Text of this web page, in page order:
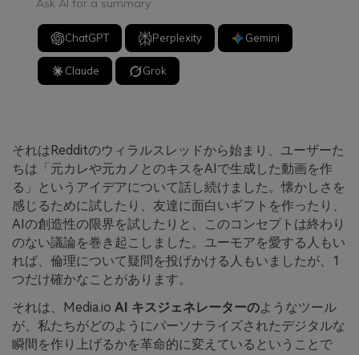
Ask AI for a summary
ChatGPT Perplexity Gemini
Claude Grok
それはRedditのウィラルスレッドから始まり、ユーザーた
ちは「元カレや元カノとのキスをAIで生成した動画を作
る」というアイデアについて話し続けました。懐かしさを
感じるために試したり、友達に面白いギフトを作ったり、
AIの創造性の限界を試したりと、このコンセプトは終わり
のない議論を巻き起こしました。ユーモアを愛する人もい
れば、倫理について疑問を投げかける人もいましたが、1
つだけ確かなことがあります。
それは、Media.io AI キスジェネレーターのようなツール
が、私たちがどのようにパーソナライズされたデジタルな
瞬間を作り上げるかを革命的に変えているということで